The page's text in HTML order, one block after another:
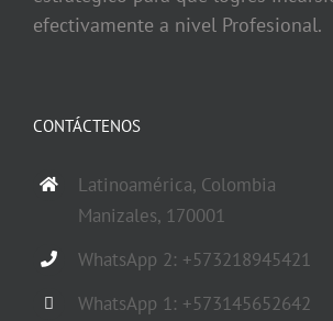
efectivamente a nivel Profesional.
CONTÁCTENOS
Latinoamérica, Colombia
Manizales, 170001
WhatsApp 2: +573218945421
WhatsApp 1: +573145652642